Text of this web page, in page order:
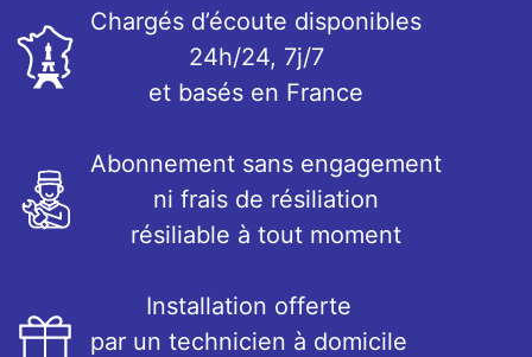
Chargés d’écoute disponibles
24h/24, 7j/7
et basés en France
Abonnement sans engagement
ni frais de résiliation
résiliable à tout moment
Installation offerte
par un technicien à domicile